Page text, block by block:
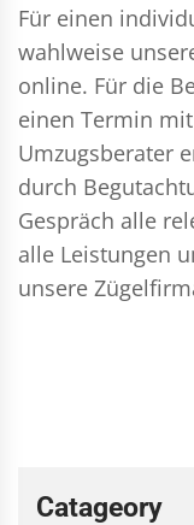
Für einen
wahlweise
online. Für die
einen Termin
Umzugsberater
durch
Gespräch alle
alle Leistungen
unsere
Catageory